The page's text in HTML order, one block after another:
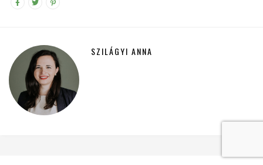
SZILÁGYI ANNA